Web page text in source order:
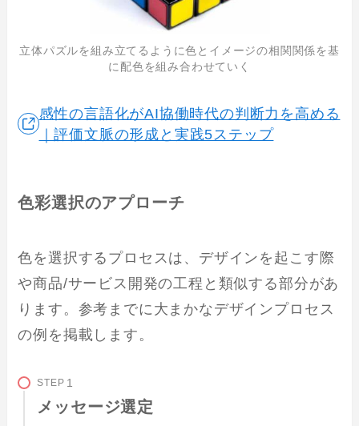
立体パズルを組み立てるように色とイメージの相関関係を基
に配色を組み合わせていく
感性の言語化がAI協働時代の判断力を高める
｜評価文脈の形成と実践5ステップ
色彩選択のアプローチ
色を選択するプロセスは、デザインを起こす際
や商品/サービス開発の工程と類似する部分があ
ります。参考までに大まかなデザインプロセス
の例を掲載します。
STEP
メッセージ選定